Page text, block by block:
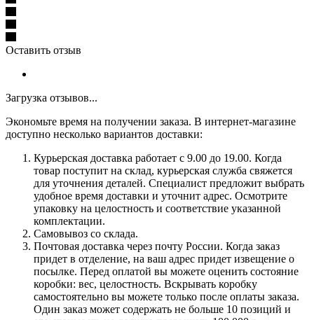
Оставить отзыв
Загрузка отзывов...
Экономьте время на получении заказа. В интернет-магазине
доступно несколько вариантов доставки:
Курьерская доставка работает с 9.00 до 19.00. Когда
товар поступит на склад, курьерская служба свяжется
для уточнения деталей. Специалист предложит выбрать
удобное время доставки и уточнит адрес. Осмотрите
упаковку на целостность и соответствие указанной
комплектации.
Самовывоз со склада.
Почтовая доставка через почту России. Когда заказ
придет в отделение, на ваш адрес придет извещение о
посылке. Перед оплатой вы можете оценить состояние
коробки: вес, целостность. Вскрывать коробку
самостоятельно вы можете только после оплаты заказа.
Один заказ может содержать не больше 10 позиций и